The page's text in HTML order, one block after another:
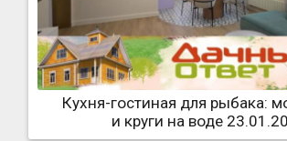
Кухня-гостиная для рыбака:
и круги на воде